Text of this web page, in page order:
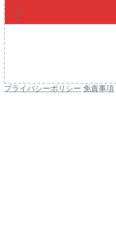
プライバシーポリシー 免責事項